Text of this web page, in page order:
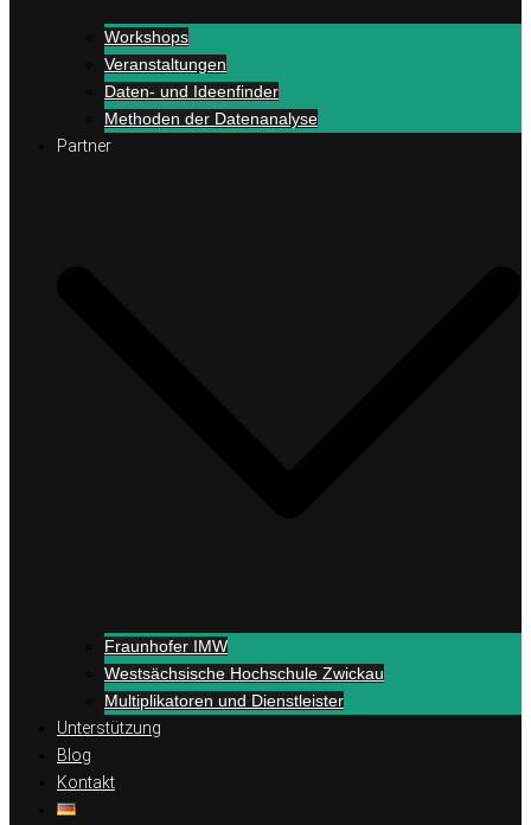
Workshops
Veranstaltungen
Daten- und Ideenfinder
Methoden der Datenanalyse
Partner
Fraunhofer IMW
Westsächsische Hochschule Zwickau
Multiplikatoren und Dienstleister
Unterstützung
Blog
Kontakt